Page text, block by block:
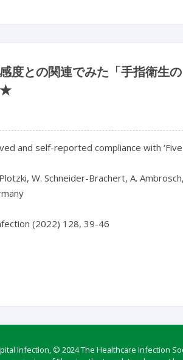
度との関連でみた「手指衛生
and self-reported compliance with
W. Schneider-Brachert, A.
(2022) 128, 39-46
Infection, © 2024 The Healthcare Infection